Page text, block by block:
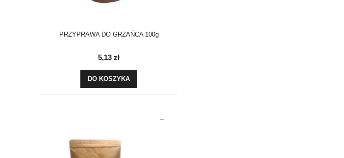
PRZYPRAWA DO GRZAŃCA 100g
5,13 zł
DO KOSZYKA